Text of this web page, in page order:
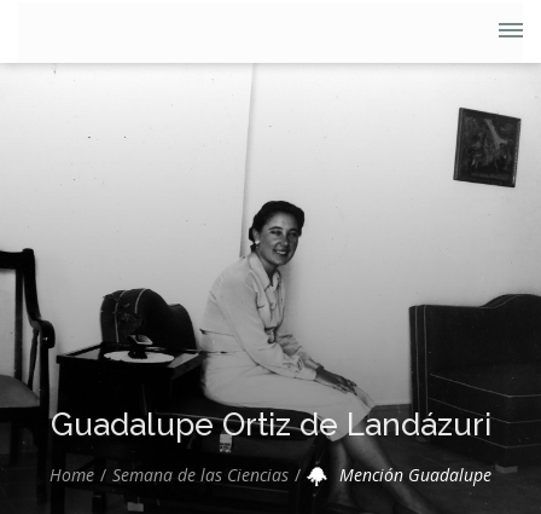
Guadalupe Ortiz de Landázuri
Home Semana de las Ciencias Mención Guadalupe